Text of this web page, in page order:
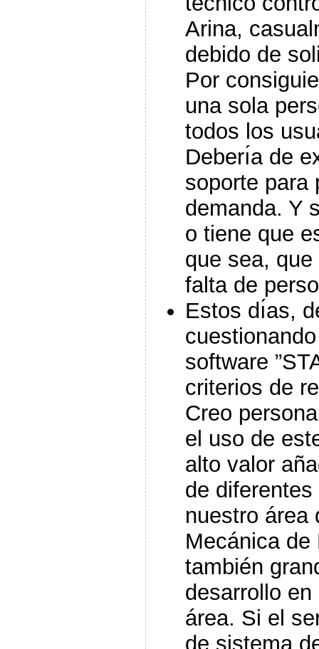
Arina,
debido de
Por
una sola
todos los
Deberı́a de
soporte para
demanda. Y
o tiene que
que sea,
falta de
Estos dı́as,
software
criterios de
Creo
el uso de
alto valor
de
nuestro área
Mecánica
también
desarrollo
área. Si el
de sistema